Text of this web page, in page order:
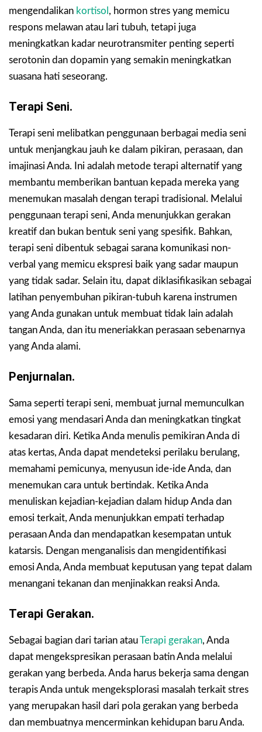
mengendalikan kortisol , hormon stres yang memicu
respons melawan atau lari tubuh, tetapi juga
meningkatkan kadar neurotransmiter penting seperti
serotonin dan dopamin yang semakin meningkatkan
suasana hati seseorang.
Terapi Seni.
Terapi seni melibatkan penggunaan berbagai media seni
untuk menjangkau jauh ke dalam pikiran, perasaan, dan
imajinasi Anda. Ini adalah metode terapi alternatif yang
membantu memberikan bantuan kepada mereka yang
menemukan masalah dengan terapi tradisional. Melalui
penggunaan terapi seni, Anda menunjukkan gerakan
kreatif dan bukan bentuk seni yang spesifik. Bahkan,
terapi seni dibentuk sebagai sarana komunikasi non-
verbal yang memicu ekspresi baik yang sadar maupun
yang tidak sadar. Selain itu, dapat diklasifikasikan sebagai
latihan penyembuhan pikiran-tubuh karena instrumen
yang Anda gunakan untuk membuat tidak lain adalah
tangan Anda, dan itu meneriakkan perasaan sebenarnya
yang Anda alami.
Penjurnalan.
Sama seperti terapi seni, membuat jurnal memunculkan
emosi yang mendasari Anda dan meningkatkan tingkat
kesadaran diri. Ketika Anda menulis pemikiran Anda di
atas kertas, Anda dapat mendeteksi perilaku berulang,
memahami pemicunya, menyusun ide-ide Anda, dan
menemukan cara untuk bertindak. Ketika Anda
menuliskan kejadian-kejadian dalam hidup Anda dan
emosi terkait, Anda menunjukkan empati terhadap
perasaan Anda dan mendapatkan kesempatan untuk
katarsis. Dengan menganalisis dan mengidentifikasi
emosi Anda, Anda membuat keputusan yang tepat dalam
menangani tekanan dan menjinakkan reaksi Anda.
Terapi Gerakan.
Sebagai bagian dari tarian atauTerapi gerakan, Anda
dapat mengekspresikan perasaan batin Anda melalui
gerakan yang berbeda. Anda harus bekerja sama dengan
terapis Anda untuk mengeksplorasi masalah terkait stres
yang merupakan hasil dari pola gerakan yang berbeda
dan membuatnya mencerminkan kehidupan baru Anda.